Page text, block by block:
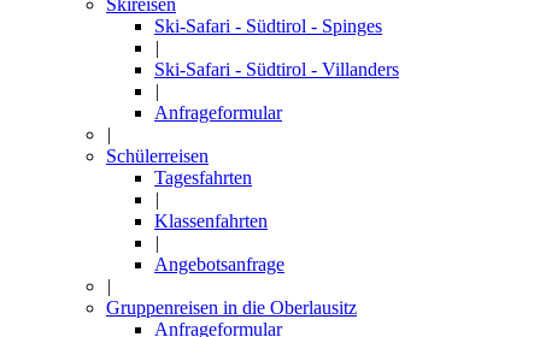
Skireisen
Ski-Safari - Südtirol - Spinges
|
Ski-Safari - Südtirol - Villanders
|
Anfrageformular
|
Schülerreisen
Tagesfahrten
|
Klassenfahrten
|
Angebotsanfrage
|
Gruppenreisen in die Oberlausitz
Anfrageformular